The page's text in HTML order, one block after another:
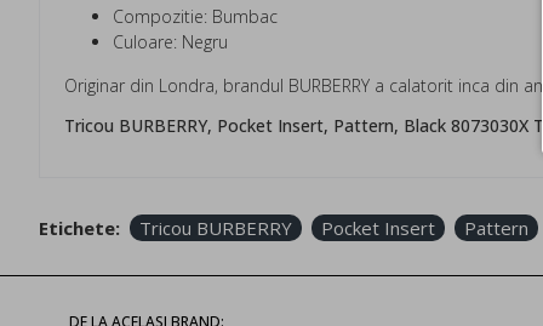
Compozitie: Bumbac
Culoare: Negru
Originar din Londra, brandul BURBERRY a calatorit inca
Tricou BURBERRY, Pocket Insert, Pattern, Black 8073030X
Etichete: Tricou BURBERRY Pocket Insert Pattern